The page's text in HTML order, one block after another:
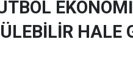
HALE